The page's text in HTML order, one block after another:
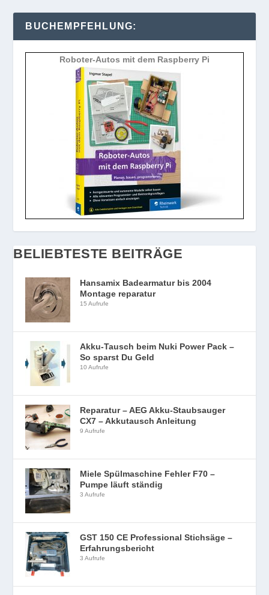
BUCHEMPFEHLUNG:
Roboter-Autos mit dem Raspberry Pi
BELIEBTESTE BEITRÄGE
Hansamix Badearmatur bis 2004
Montage reparatur
15 Aufrufe
Akku-Tausch beim Nuki Power Pack –
So sparst Du Geld
10 Aufrufe
Reparatur – AEG Akku-Staubsauger
CX7 – Akkutausch Anleitung
9 Aufrufe
Miele Spülmaschine Fehler F70 –
Pumpe läuft ständig
3 Aufrufe
GST 150 CE Professional Stichsäge –
Erfahrungsbericht
3 Aufrufe